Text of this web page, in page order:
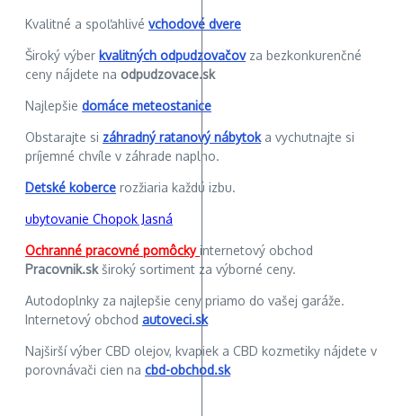
Kvalitné a spoľahlivé vchodové dvere
Široký výber kvalitných odpudzovačovza bezkonkurenčné
ceny nájdete na odpudzovace.sk
Najlepšie domáce meteostanice
Obstarajte si záhradný ratanový nábytoka vychutnajte si
príjemné chvíle v záhrade naplno.
Detské koberce rozžiaria každú izbu.
ubytovanie Chopok Jasná
Ochranné pracovné pomôckyinternetový obchod
Pracovnik.skširoký sortiment za výborné ceny.
Autodoplnky za najlepšie ceny priamo do vašej garáže.
Internetový obchod autoveci.sk
Najširší výber CBD olejov, kvapiek a CBD kozmetiky nájdete v
porovnávači cien na cbd-obchod.sk